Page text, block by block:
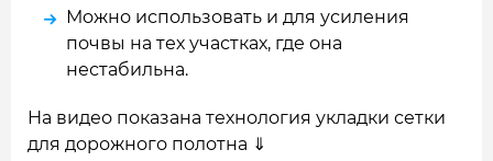
Можно использовать и для усиления
почвы на тех участках, где она
нестабильна.
На видео показана технология укладки сетки
для дорожного полотна ⇓